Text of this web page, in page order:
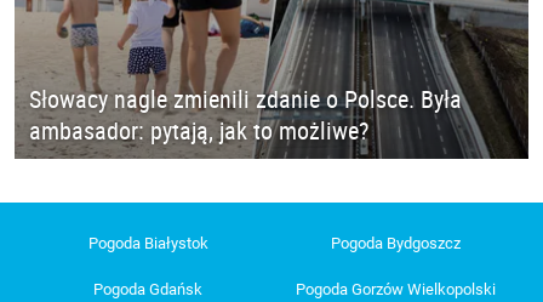
Słowacy nagle zmienili zdanie o Polsce. Była
ambasador: pytają, jak to możliwe?
Pogoda Białystok Pogoda Bydgoszcz
Pogoda Gdańsk
Pogoda Gorzów Wielkopolski